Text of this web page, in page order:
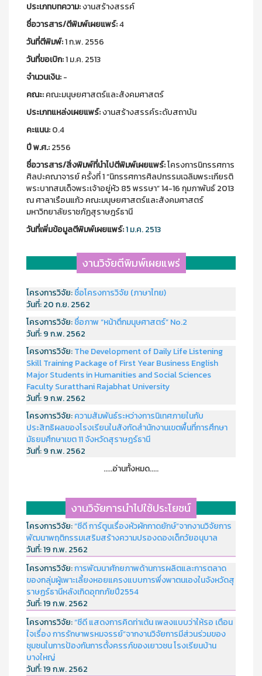
ประเภทบทความ:งานสร้างสรรค์
ชื่อวารสาร/ตีพิมพ์เผยแพร์:4
วันที่ตีพิมพ์:1 ก.พ. 2556
วันที่ขอเบิก:1 ม.ค. 2513
จำนวนเงิน:-
คณะ:คณะมนุษยศาสตร์และสังคมศาสตร์
ประเภทแหล่งเผยแพร์:งานสร้างสรรค์ระดับสถาบัน
คะแนน:0.4
ปี พ.ศ.:2556
ชื่อวารสาร/สิ่งพิมพ์ที่นำไปตีพิมพ์เผยแพร์:โครงการนิทรรศการ
ศิลปะคณาจารย์ ครั้งที่ 1 “นิทรรศการศิลปกรรมเฉลิมพระเกียรติ
พระบาทสมเด็จพระเจ้าอยู่หัว 85 พรรษา” 14-16 กุมภาพันธ์ 2013
ณ ศาลาเรือนแก้ว คณะมนุษยศาสตร์และสังคมศาสตร์
มหาวิทยาลัยราชภัฏสุราษฎร์ธานี
วันที่เพิ่มข้อมูลตีพิมพ์เผยแพร์:1 ม.ค. 2513
งานวิจัยตีพิมพ์เผยแพร่
โครงการวิจัย:ชื่อโครงการวิจัย (ภาษาไทย)
วันที่:20 ก.ย. 2562
โครงการวิจัย:ชื่อภาพ “หน้าตึกมนุษศาสตร์” No.2
วันที่:9 ก.พ. 2562
โครงการวิจัย:The Development of Daily Life Listening
Skill Training Package of First Year Business English
Major Students in Humanities and Social Sciences
Faculty Suratthani Rajabhat University
วันที่:9 ก.พ. 2562
โครงการวิจัย:ความสัมพันธ์ระหว่างการนิเทศภายในกับ
ประสิทธิผลของโรงเรียนในสังกัดสำนักงานเขตพื้นที่การศึกษา
มัธยมศึกษาเขต 11 จังหวัดสุราษฎร์ธานี
วันที่:9 ก.พ. 2562
.....อ่านทั้งหมด.....
งานวิจัยการนำไปใช้ประโยชน์
โครงการวิจัย:“ซีดี การ์ตูนเรื่องหัวผักกาดยักษ์”จากงานวิจัยการ
พัฒนาพฤติกรรมเสริมสร้างความปรองดองเด็กวัยอนุบาล
วันที่:19 ก.พ. 2562
โครงการวิจัย:การพัฒนาศักยภาพด้านการผลิตและการตลาด
ของกลุ่มผู้เพาะเลี้ยงหอยแครงแบบการพึ่งพาตนเองในจังหวัดสุ
ราษฏร์ธานีหลังเกิดอุทกภัยปี2554
วันที่:19 ก.พ. 2562
โครงการวิจัย:“ซีดี แสดงการคิดท่าเต้น เพลงแบบว่าให้รอ เตือน
ใจเรื่อง การรักษาพรหมจรรย์”จากงานวิจัยการมีส่วนร่วมของ
ชุมชนในการป้องกันการตั้งครรภ์ของเยาวชน โรงเรียนบ้าน
บางใหญ่
วันที่:19 ก.พ. 2562